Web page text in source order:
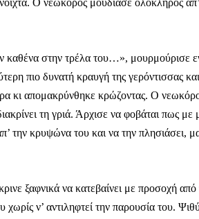
Ο νεωκόρος μούδιασε ολόκληρος
καθένα στην τρέλα του…», μουρμούρισε
πιο δυνατή κραυγή της γερόντισσας
κι απομακρύνθηκε κρώζοντας. Ο
τη γριά. Άρχισε να φοβάται πως με
την κρυψώνα του και να την πλησιάσει,
ξαφνικά να κατεβαίνει με προσοχή
ν’ αντιληφτεί την παρουσία του.